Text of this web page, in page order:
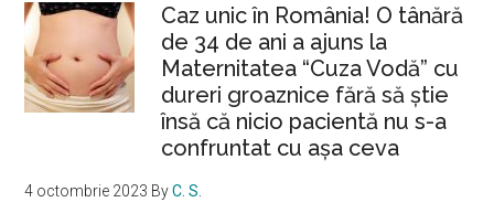
Caz unic în România! O tânără
de 34 de ani a ajuns la
Maternitatea “Cuza Vodă” cu
dureri groaznice fără să ştie
însă că nicio pacientă nu s-a
confruntat cu așa ceva
4 octombrie 2023 ByC. S.